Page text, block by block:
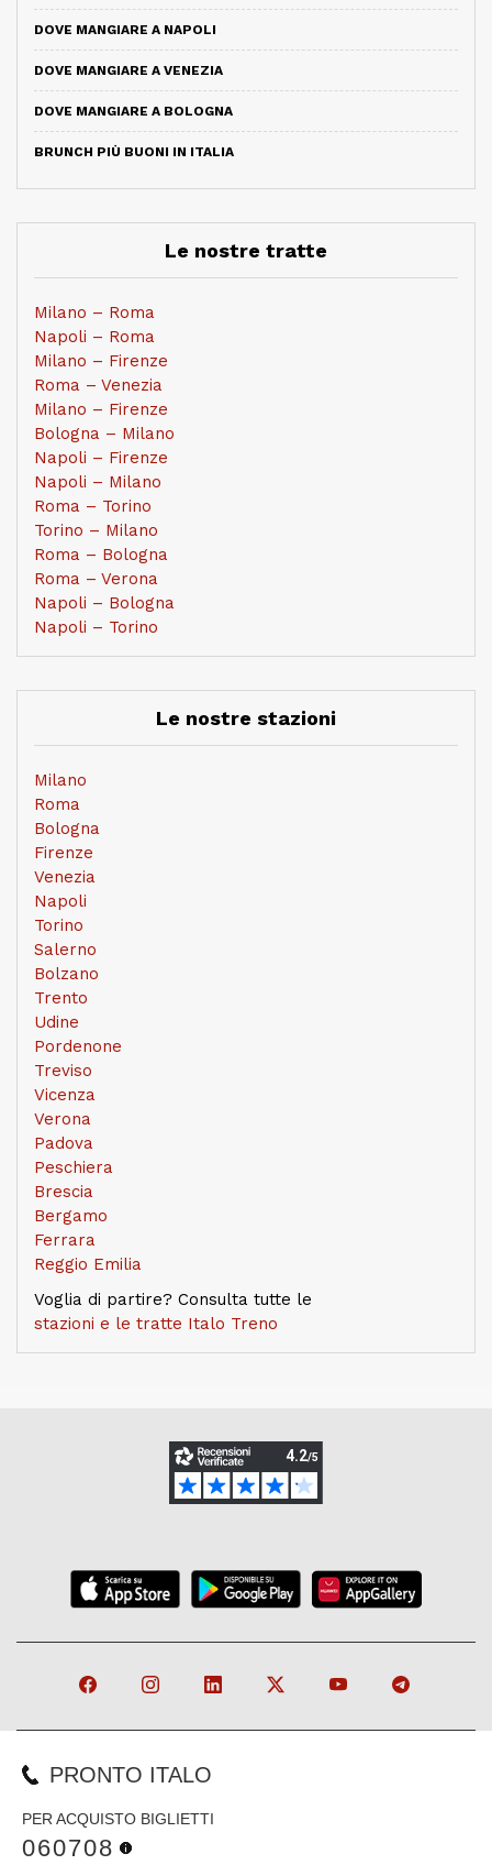
DOVE MANGIARE A NAPOLI
DOVE MANGIARE A VENEZIA
DOVE MANGIARE A BOLOGNA
BRUNCH PIÙ BUONI IN ITALIA
Le nostre tratte
Milano – Roma
Napoli – Roma
Milano – Firenze
Roma – Venezia
Milano – Firenze
Bologna – Milano
Napoli – Firenze
Napoli – Milano
Roma – Torino
Torino – Milano
Roma – Bologna
Roma – Verona
Napoli – Bologna
Napoli – Torino
Le nostre stazioni
Milano
Roma
Bologna
Firenze
Venezia
Napoli
Torino
Salerno
Bolzano
Trento
Udine
Pordenone
Treviso
Vicenza
Verona
Padova
Peschiera
Brescia
Bergamo
Ferrara
Reggio Emilia
Voglia di partire? Consulta tutte le
stazioni e le tratte Italo Treno
PRONTO ITALO
PER ACQUISTO BIGLIETTI
060708